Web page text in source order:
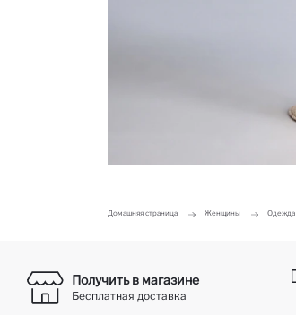
Домашняя страница Женщины Одежда
Получить в магазине
Бесплатная доставка